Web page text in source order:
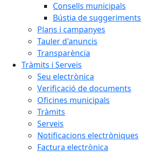
Consells municipals
Bústia de suggeriments
Plans i campanyes
Tauler d'anuncis
Transparència
Tràmits i Serveis
Seu electrònica
Verificació de documents
Oficines municipals
Tràmits
Serveis
Notificacions electròniques
Factura electrònica